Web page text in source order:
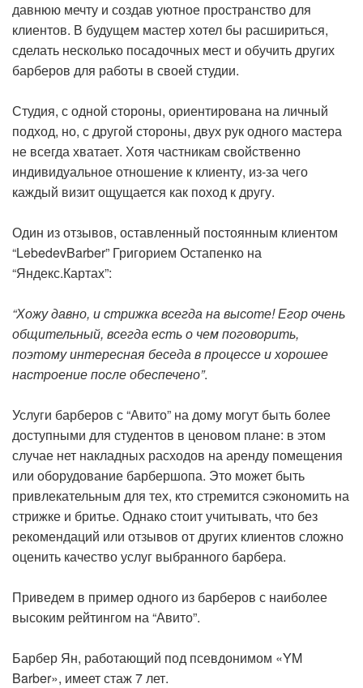
давнюю мечту и создав уютное пространство для
клиентов. В будущем мастер хотел бы расшириться,
сделать несколько посадочных мест и обучить других
барберов для работы в своей студии.
Студия, с одной стороны, ориентирована на личный
подход, но, с другой стороны, двух рук одного мастера
не всегда хватает. Хотя частникам свойственно
индивидуальное отношение к клиенту, из-за чего
каждый визит ощущается как поход к другу.
Один из отзывов, оставленный постоянным клиентом
“LebedevBarber” Григорием Остапенко на
“Яндекс.Картах”:
“Хожу давно, и стрижка всегда на высоте! Егор очень
общительный, всегда есть о чем поговорить,
поэтому интересная беседа в процессе и хорошее
настроение после обеспечено”.
Услуги барберов с “Авито” на дому могут быть более
доступными для студентов в ценовом плане: в этом
случае нет накладных расходов на аренду помещения
или оборудование барбершопа. Это может быть
привлекательным для тех, кто стремится сэкономить на
стрижке и бритье. Однако стоит учитывать, что без
рекомендаций или отзывов от других клиентов сложно
оценить качество услуг выбранного барбера.
Приведем в пример одного из барберов с наиболее
высоким рейтингом на “Авито”.
Барбер Ян, работающий под псевдонимом «YM
Barber», имеет стаж 7 лет.